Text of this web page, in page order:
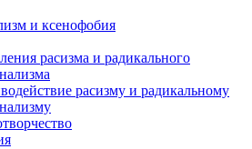
и ксенофобия
расизма и радикального
расизму и радикальному